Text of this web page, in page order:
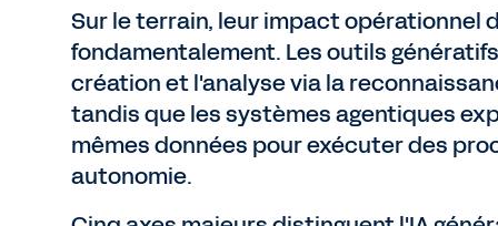
Sur le terrain, leur impact opérationnel
fondamentalement. Les outils
création et l'analyse via la
tandis que les systèmes agentiques
mêmes données pour exécuter des
autonomie.